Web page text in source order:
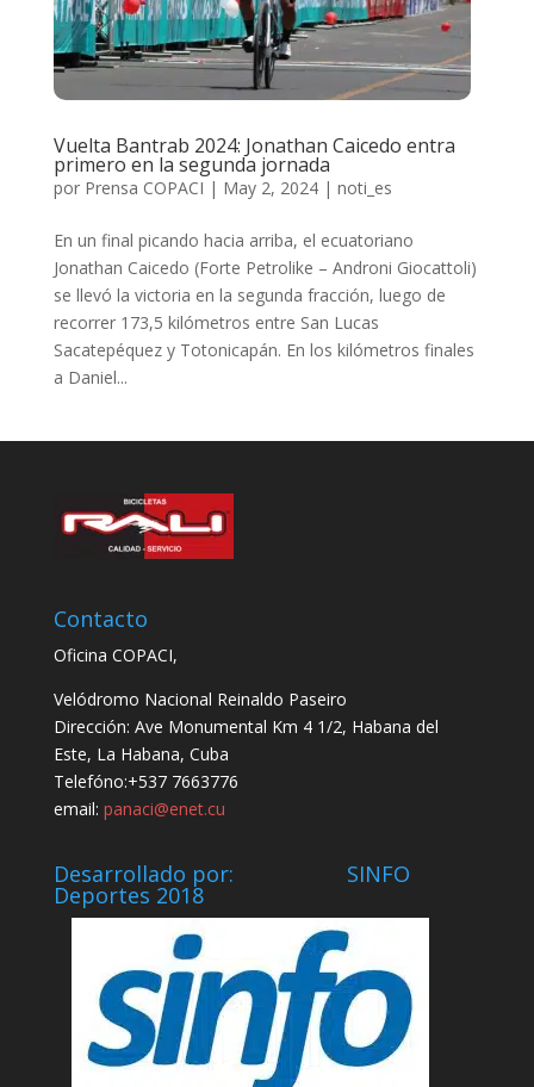
Vuelta Bantrab 2024: Jonathan Caicedo entra
primero en la segunda jornada
por Prensa COPACI | May 2, 2024| noti_es
En un final picando hacia arriba, el ecuatoriano
Jonathan Caicedo (Forte Petrolike – Androni Giocattoli)
se llevó la victoria en la segunda fracción, luego de
recorrer 173,5 kilómetros entre San Lucas
Sacatepéquez y Totonicapán. En los kilómetros finales
a Daniel...
Contacto
Oficina COPACI,
Velódromo Nacional Reinaldo Paseiro
Dirección: Ave Monumental Km 4 1/2, Habana del
Este, La Habana, Cuba
Telefóno:+537 7663776
email: panaci@enet.cu
Desarrollado por: SINFO
Deportes 2018